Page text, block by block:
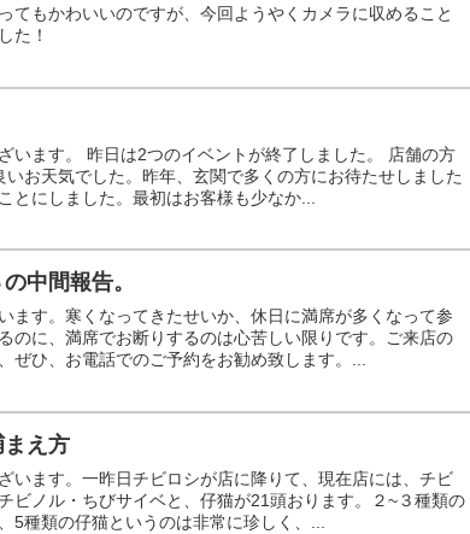
てもかわいいのですが、今回ようやくカメラに収めること
た！
います。 昨日は2つのイベントが終了しました。 店舗の方
お天気でした。昨年、玄関で多くの方にお待たせしました
とにしました。最初はお客様も少なか...
中間報告。
ます。寒くなってきたせいか、休日に満席が多くなって参
のに、満席でお断りするのは心苦しい限りです。ご来店の
ぜひ、お電話でのご予約をお勧め致します。...
え方
います。一昨日チビロシが店に降りて、現在店には、チビ
ビノル・ちびサイベと、仔猫が21頭おります。２~３種類の
5種類の仔猫というのは非常に珍しく、...